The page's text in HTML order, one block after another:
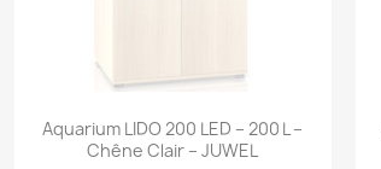
 Aperçu rapide
Aquarium LIDO 200 LED – 200 L –
Chêne Clair – JUWEL